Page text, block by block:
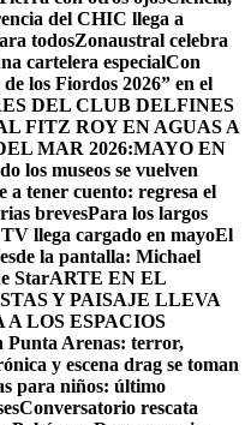
del CHIC llega a
todosZonaustral celebra
cartelera especialCon
los Fiordos 2026” en el
DEL CLUB DELFINES
FITZ ROY EN AGUAS A
MAR 2026:MAYO EN
los museos se vuelven
a tener cuento: regresa el
brevesPara los largos
llega cargado en mayoEl
la pantalla: Michael
StarARTE EN EL
Y PAISAJE LLEVA
LOS ESPACIOS
Punta Arenas: terror,
y escena drag se toman
para niños: último
Conversatorio rescata